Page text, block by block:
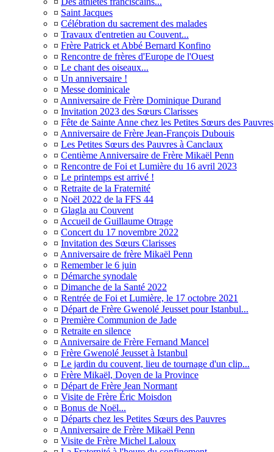
¤ Saint Jacques
¤ Célébration du sacrement des malades
¤ Travaux d'entretien au Couvent...
¤ Frère Patrick et Abbé Bernard Konfino
¤ Rencontre de frères d'Europe de l'Ouest
¤ Le chant des oiseaux...
¤ Un anniversaire !
¤ Messe dominicale
¤ Anniversaire de Frère Dominique Durand
¤ Invitation 2023 des Sœurs Clarisses
¤ Fête de Sainte Anne chez les Petites Sœurs des Pauvres
¤ Anniversaire de Frère Jean-François Dubouis
¤ Les Petites Sœurs des Pauvres à Canclaux
¤ Centième Anniversaire de Frère Mikaël Penn
¤ Rencontre de Foi et Lumière du 16 avril 2023
¤ Le printemps est arrivé !
¤ Retraite de la Fraternité
¤ Noël 2022 de la FFS 44
¤ Glagla au Couvent
¤ Accueil de Guillaume Otrage
¤ Concert du 17 novembre 2022
¤ Invitation des Sœurs Clarisses
¤ Anniversaire de frère Mikaël Penn
¤ Remember le 6 juin
¤ Démarche synodale
¤ Dimanche de la Santé 2022
¤ Rentrée de Foi et Lumière, le 17 octobre 2021
¤ Départ de Frère Gwenolé Jeusset pour Istanbul...
¤ Première Communion de Jade
¤ Retraite en silence
¤ Anniversaire de Frère Fernand Mancel
¤ Frère Gwenolé Jeusset à Istanbul
¤ Le jardin du couvent, lieu de tournage d'un clip...
¤ Frère Mikaël, Doyen de la Province
¤ Départ de Frère Jean Normant
¤ Visite de Frère Éric Moisdon
¤ Bonus de Noël...
¤ Départs chez les Petites Sœurs des Pauvres
¤ Anniversaire de Frère Mikaël Penn
¤ Visite de Frère Michel Laloux